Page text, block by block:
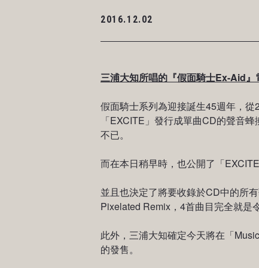
2016.12.02
三浦大知所唱的『假面騎士Ex-Aid』
假面騎士系列為迎接誕生45週年，
「EXCITE」發行成單曲CD的聲音
不已。
而在本日稍早時，也公開了「
並且也決定了將要收錄於CD中的所
Pixelated Remix，4首曲目完全就是
此外，三浦大知確定今天將在「
的發售。